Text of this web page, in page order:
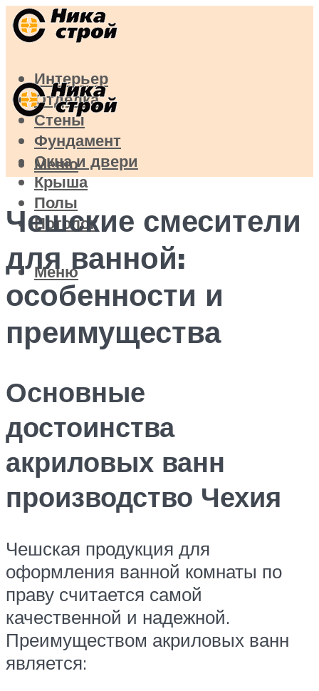
Интерьер
Отделка
Стены
Фундамент
Окна и двери
Крыша
Полы
Потолок
Меню
Меню
Чешские смесители
для ванной:
особенности и
преимущества
Основные
достоинства
акриловых ванн
производство Чехия
Чешская продукция для
оформления ванной комнаты по
праву считается самой
качественной и надежной.
Преимуществом акриловых ванн
является: